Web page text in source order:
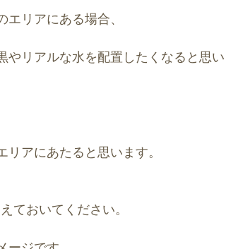
リアにある場合、
やリアルな水を配置したくなると思
アにあたると思います。
ておいてください。